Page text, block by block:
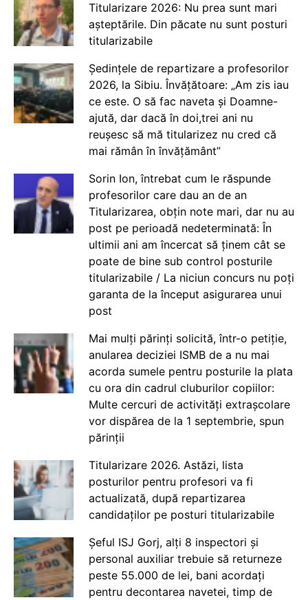
Titularizare 2026: Nu prea sunt mari
așteptările. Din păcate nu sunt posturi
titularizabile
Ședințele de repartizare a profesorilor
2026, la Sibiu. Învățătoare: „Am zis iau
ce este. O să fac naveta și Doamne-
ajută, dar dacă în doi,trei ani nu
reușesc să mă titularizez nu cred că
mai rămân în învățământ”
Sorin Ion, întrebat cum le răspunde
profesorilor care dau an de an
Titularizarea, obțin note mari, dar nu au
post pe perioadă nedeterminată: În
ultimii ani am încercat să ținem cât se
poate de bine sub control posturile
titularizabile / La niciun concurs nu poți
garanta de la început asigurarea unui
post
Mai mulți părinți solicită, într-o petiție,
anularea deciziei ISMB de a nu mai
acorda sumele pentru posturile la plata
cu ora din cadrul cluburilor copiilor:
Multe cercuri de activități extrașcolare
vor dispărea de la 1 septembrie, spun
părinții
Titularizare 2026. Astăzi, lista
posturilor pentru profesori va fi
actualizată, după repartizarea
candidaților pe posturi titularizabile
Șeful ISJ Gorj, alți 8 inspectori și
personal auxiliar trebuie să returneze
peste 55.000 de lei, bani acordați
pentru decontarea navetei, timp de